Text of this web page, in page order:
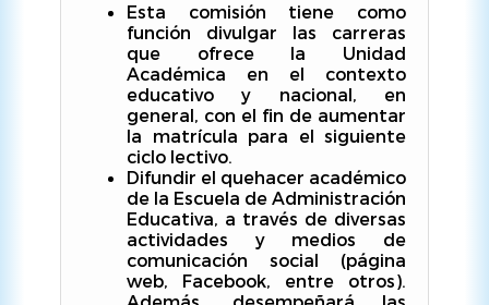
Esta comisión tiene como
función divulgar las carreras
que ofrece la Unidad
Académica en el contexto
educativo y nacional, en
general, con el fin de aumentar
la matrícula para el siguiente
ciclo lectivo.
Difundir el quehacer académico
de la Escuela de Administración
Educativa, a través de diversas
actividades y medios de
comunicación social (página
web, Facebook, entre otros).